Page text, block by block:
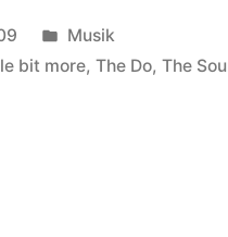
Veröffentlicht
in
Musik
bit more,The Do,The